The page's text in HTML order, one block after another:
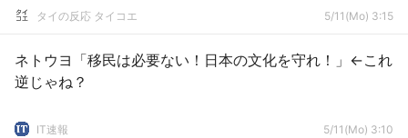
タイの反応 タイコエ 5/11(Mo) 3:15
ネトウヨ「移民は必要ない！日本の文化を守れ！」←これ
逆じゃね？
IT速報 5/11(Mo) 3:10